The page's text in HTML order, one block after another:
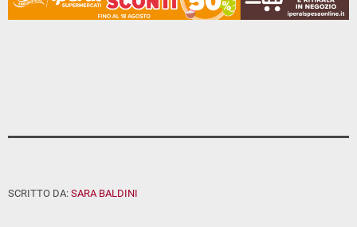
SCRITTO DA: SARA BALDINI